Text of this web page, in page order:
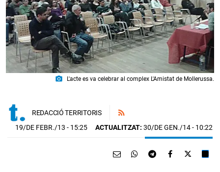
photo_camera L'acte es va celebrar al complex L'Amistat de Mollerussa.
REDACCIÓ TERRITORIS
19/DE FEBR./13 - 15:25 ACTUALITZAT: 30/DE GEN./14 - 10:22